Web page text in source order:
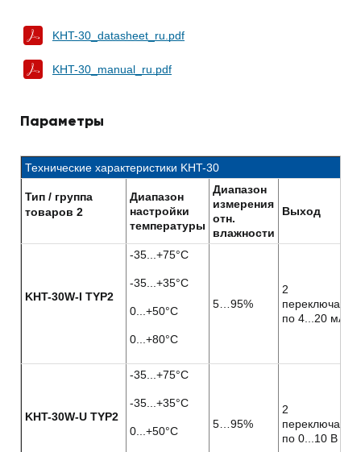
KHT-30_datasheet_ru.pdf
KHT-30_manual_ru.pdf
Параметры
Технические характеристики KHT-30
Тип / группа
товаров 2
Диапазон
настройки
температуры
Диапазон
измерения
отн.
влажности
Выход
KHT-30W-I TYP2
-35...+75°C
-35...+35°C
0...+50°C
0...+80°C
5…95%
2
по 4...20 мА
KHT-30W-U TYP2
-35...+75°C
-35...+35°C
0...+50°C
5…95%
2
по 0...10 B